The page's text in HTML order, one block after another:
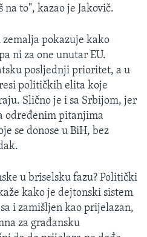
na to", kazao je Jakovič.
pokazuje kako
ni za one unutar EU.
posljednji prioritet, a u
političkih elita koje
Slično je i sa Srbijom, jer
određenim pitanjima
se donose u BiH, bez
u briselsku fazu? Politički
kako je dejtonski sistem
i zamišljen kao prijelazan,
za građansku